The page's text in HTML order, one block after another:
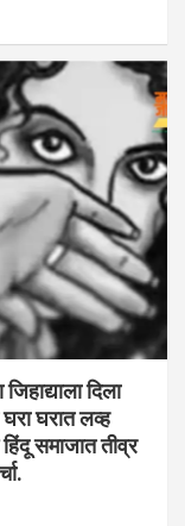
दिला
घरात लव्ह
समाजात तीव्र